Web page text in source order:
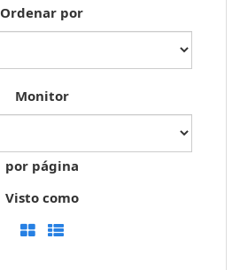
Ordenar por
Monitor
por página
Visto como